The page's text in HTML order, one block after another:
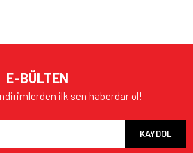
E-BÜLTEN
ilk sen haberdar ol!
KAYDOL